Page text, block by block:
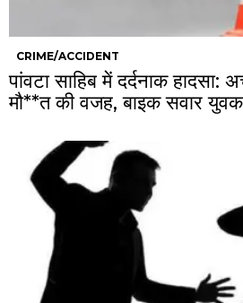
CRIME/ACCIDENT
पांवटा साहिब में दर्दनाक हादसा:
मौ**त की वजह, बाइक सवार